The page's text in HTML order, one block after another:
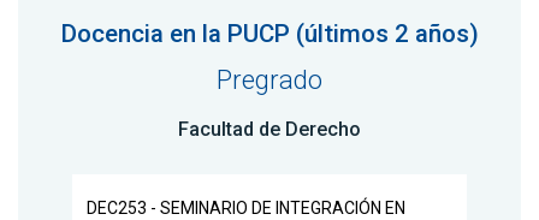
Docencia en la PUCP (últimos 2 años)
Pregrado
Facultad de Derecho
DEC253 - SEMINARIO DE INTEGRACIÓN EN